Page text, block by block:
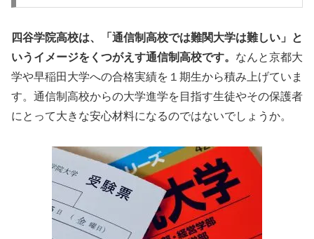
四谷学院高校は、「通信制高校では難関大学は難しい」と
いうイメージをくつがえす通信制高校です。 なんと京都大
学や早稲田大学への合格実績を１期生から積み上げていま
す。通信制高校からの大学進学を目指す生徒やその保護者
にとって大きな安心材料になるのではないでしょうか。